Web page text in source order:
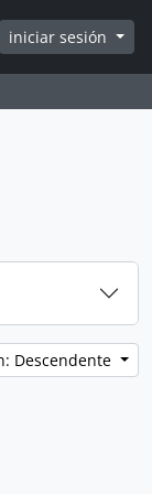
rápidos
iniciar sesión
Descendente